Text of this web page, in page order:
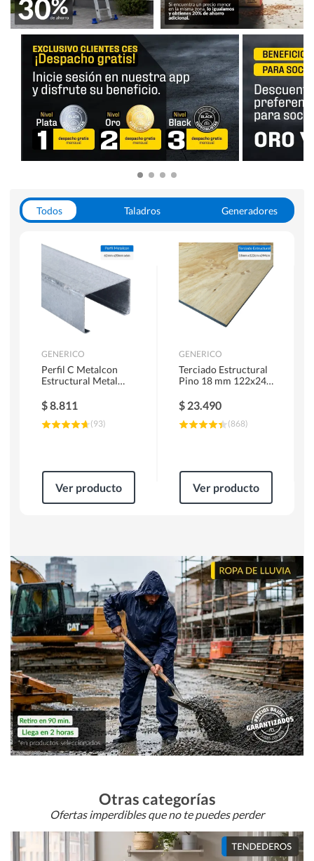
Todos Taladros
Generadores
Herramientas Manuales
Sierras Circulares
GENERICO
Perfil C Metalcon
Estructural Metal
$8.811
(93)
Ver producto
GENERICO
Terciado Estructural
Pino 18 mm 122x244
$ 23.490
(868)
Ver producto
Otras categorías
Ofertas imperdibles que no te puedes perder